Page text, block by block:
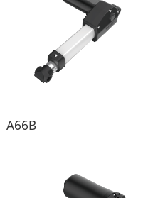
A66B